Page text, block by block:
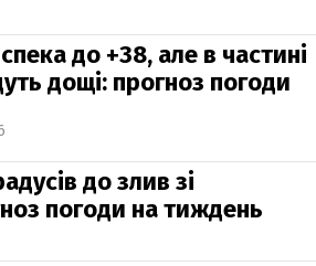
до +38, але в частині
дощі: прогноз погоди
до злив зі
погоди на тиждень